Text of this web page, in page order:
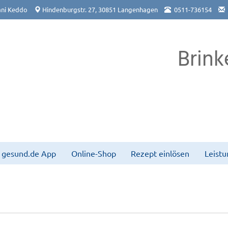
Keddo Hindenburgstr. 27, 30851 Langenhagen 0511-736154
gesund.de App Online-Shop Rezept einlösen